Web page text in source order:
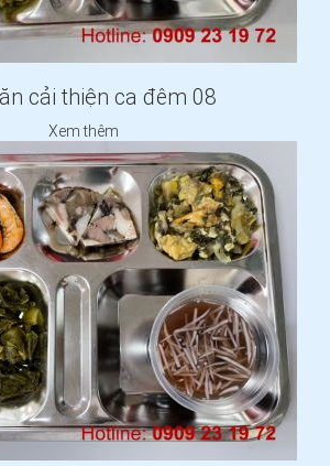
cải thiện ca đêm 08
Xem thêm